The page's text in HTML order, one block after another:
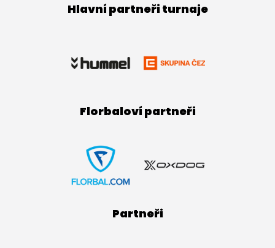
Hlavní partneři turnaje
Florbaloví partneři
Partneři